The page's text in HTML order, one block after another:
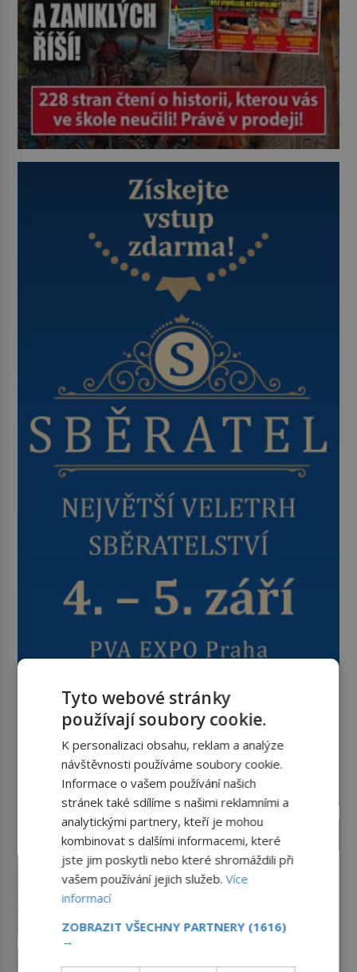
ZAJÍMAVOSTI
Jak poznat čistou vodu ke
koupání? Strčte hlavu pod
Jak však poznat, že je voda v řece,
rybníku, jezeře čistá? Jistě, máte
hygieniků či podrobit křížovému
Tyto webové stránky
používají soubory cookie.
K personalizaci obsahu, reklam a analýze
návštěvnosti používáme soubory cookie.
Informace o vašem používání našich
stránek také sdílíme s našimi reklamními a
analytickými partnery, kteří je mohou
kombinovat s dalšími informacemi, které
jste jim poskytli nebo které shromáždili při
vašem používání jejich služeb.Více
informací
ZOBRAZIT VŠECHNY PARTNERY (1616)
→